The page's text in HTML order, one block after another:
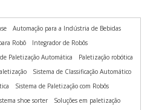
Automação para a Indústria de Bebidas
Robô
Integrador de Robôs
Paletização Automática
Paletização robótica
Sistema de Classificação Automático
Sistema de Paletização com Robôs
shoe sorter Soluções em paletização